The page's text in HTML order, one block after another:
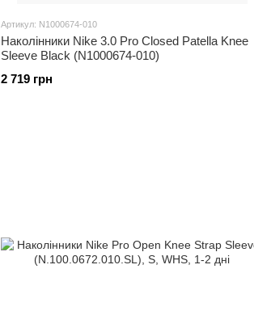
Артикул: N1000674-010
Наколінники Nike 3.0 Pro Closed Patella Knee
Sleeve Black (N1000674-010)
2 719 грн